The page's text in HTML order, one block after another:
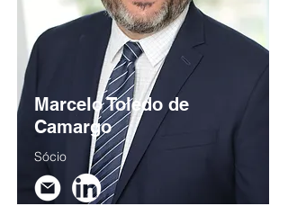
Marcelo Toledo de
Camargo
Sócio